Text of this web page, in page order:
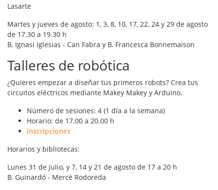
Lasarte
Martes y jueves de agosto: 1, 3, 8, 10, 17, 22, 24 y 29 de agosto
de 17.30 a 19.30 h
B. Ignasi Iglesias - Can Fabra y B. Francesca Bonnemaison
Talleres de robótica
¿Quieres empezar a diseñar tus primeros robots? Crea tus
circuitos eléctricos mediante Makey Makey y Arduino.
Número de sesiones: 4 (1 día a la semana)
Horario: de 17.00 a 20.00 h
inscripciones
Horarios y bibliotecas:
Lunes 31 de julio, y 7, 14 y 21 de agosto de 17 a 20 h
B. Guinardó - Mercè Rodoreda